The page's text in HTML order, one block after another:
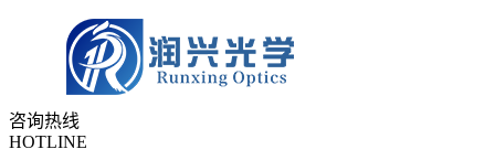
咨询热线
HOTLINE